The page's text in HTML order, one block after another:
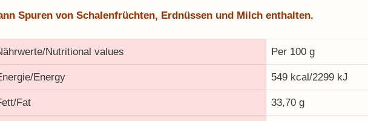
Spuren von Schalenfrüchten, Erdnüssen und Milch enthalten.
Nutritional values Per 100 g
Energy 549 kcal/2299 kJ
Fat 33,70 g